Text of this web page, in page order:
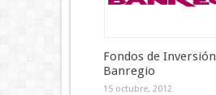
Fondos de Inversión
Banregio
15 octubre, 2012